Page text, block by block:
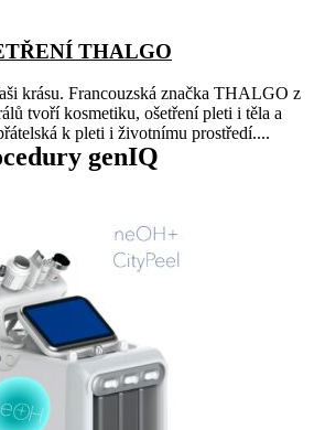
THALGO
krásu. Francouzská značka THALGO z
tvoří kosmetiku, ošetření pleti i těla a
k pleti i životnímu prostředí....
genIQ